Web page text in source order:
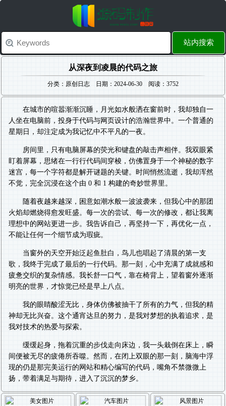
站内搜索
从深夜到凌晨的代码之旅
分类：原创日志 日期：2024-06-30 阅读：3752
在城市的喧嚣渐渐沉睡，月光如水般洒在窗前时，我却独自一
人坐在电脑前，投身于代码与网页设计的浩瀚世界中。一个普通的
星期日，却注定成为我记忆中不平凡的一夜。
房间里，只有电脑屏幕的荧光和键盘的敲击声相伴。我双眼紧
盯着屏幕，思绪在一行行代码间穿梭，仿佛置身于一个神秘的数字
迷宫，每一个字符都是解开谜题的关键。时间悄然流逝，我却浑然
不觉，完全沉浸在这个由 0 和 1 构建的奇妙世界里。
随着夜越来越深，困意如潮水般一波波袭来，但我心中的那团
火焰却燃烧得愈发旺盛。每一次的尝试、每一次的修改，都让我离
理想中的网站更进一步。我告诉自己，再坚持一下，再优化一点，
不能让任何一个细节成为瑕疵。
当窗外的天空开始泛起鱼肚白，鸟儿也唱起了清晨的第一支
歌，我终于完成了最后的一行代码。那一刻，心中充满了成就感和
疲惫交织的复杂情感。我长舒一口气，靠在椅背上，望着窗外逐渐
明亮的世界，才惊觉已经是早上八点。
我的眼睛酸涩无比，身体仿佛被抽干了所有的力气，但我的精
神却无比兴奋。这个通宵达旦的努力，是我对梦想的执着追求，是
我对技术的热爱与探索。
缓缓起身，拖着沉重的步伐走向床边，我一头栽倒在床上，瞬
间便被无尽的疲倦所吞噬。然而，在闭上双眼的那一刻，脑海中浮
现的仍是那完美运行的网站和精心编写的代码，嘴角不禁微微上
扬，带着满足与期待，进入了沉沉的梦乡。